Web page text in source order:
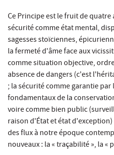
Ce Principe est le fruit de
sécurité comme état mental,
sagesses stoïciennes,
la fermeté d'âme face aux
comme situation objective,
absence de dangers (c'est
; la sécurité comme garantie
fondamentaux de la
voire comme bien public
raison d'État et état
des flux à notre époque
nouveaux : la « traçabilité », la «